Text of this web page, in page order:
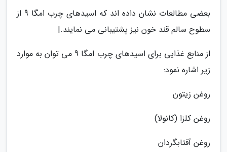
بعضی مطالعات نشان داده اند که اسیدهای چرب امگا 9 از
سطوح سالم قند خون نیز پشتیبانی می نمایند.|
از منابع غذایی برای اسیدهای چرب امگا 9 می توان به موارد
زیر اشاره نمود:
روغن زیتون
روغن کلزا (کانولا)
روغن آفتابگردان